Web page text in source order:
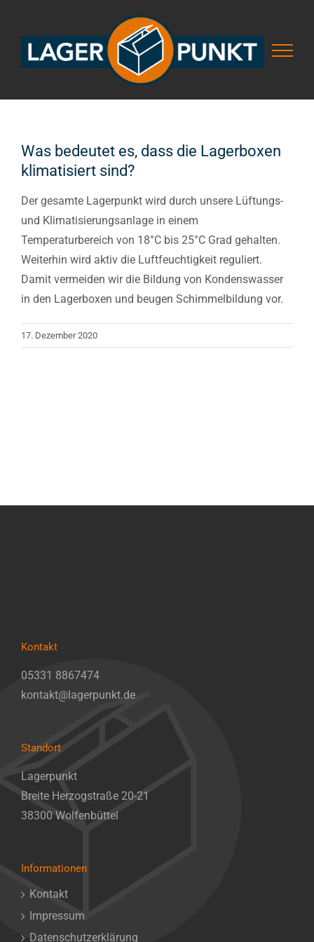
content
Was bedeutet es, dass die Lagerboxen
klimatisiert sind?
Der gesamte Lagerpunkt wird durch unsere Lüftungs-
und Klimatisierungsanlage in einem
Temperaturbereich von 18°C bis 25°C Grad gehalten.
Weiterhin wird aktiv die Luftfeuchtigkeit reguliert.
Damit vermeiden wir die Bildung von Kondenswasser
in den Lagerboxen und beugen Schimmelbildung vor.
17. Dezember 2020
Kontakt
05331 8867474
kontakt@lagerpunkt.de
Standort
Lagerpunkt
Breite Herzogstraße 20-21
38300 Wolfenbüttel
Informationen
Kontakt
Impressum
Datenschutzerklärung